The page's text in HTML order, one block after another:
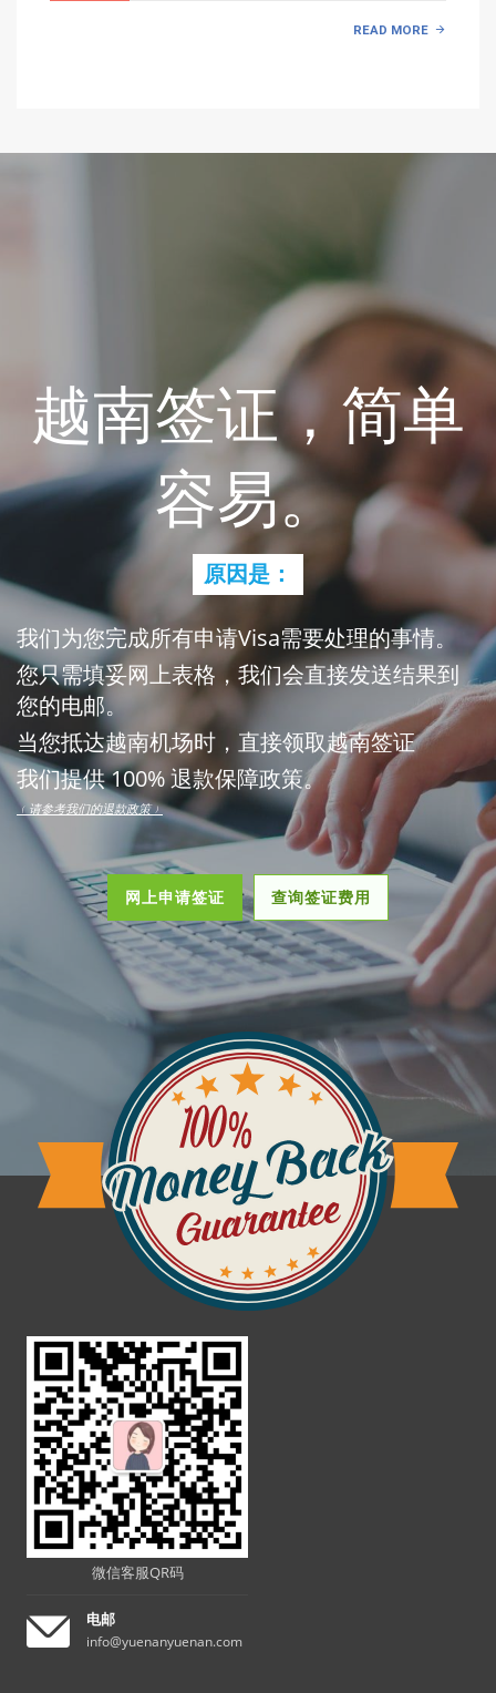
READ MORE
越南签证，简单
容易。
原因是：
我们为您完成所有申请Visa需要处理的事情。
您只需填妥网上表格，我们会直接发送结果到
您的电邮。
当您抵达越南机场时，直接领取越南签证
我们提供 100% 退款保障政策。
﹙请参考我们的退款政策﹚
网上申请签证 查询签证费用
微信客服QR码
电邮
info@yuenanyuenan.com